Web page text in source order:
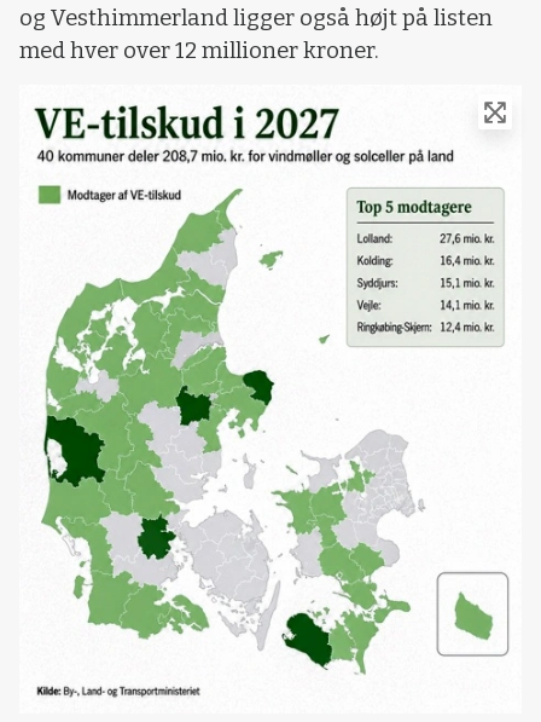
og Vesthimmerland ligger også højt på listen
med hver over 12 millioner kroner.